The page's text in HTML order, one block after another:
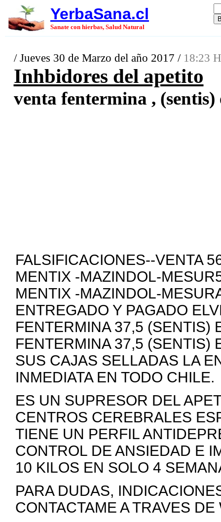
YerbaSana.cl
Sanate con hierbas, Salud Natural
/ Jueves 30 de Marzo del año 2017 / 18:23
Inhbidores del apetito
venta fentermina ,
FALSIFICACIONES--VENTA
MENTIX -MAZINDOL-
MENTIX -MAZINDOL-
ENTREGADO Y PAGADO
FENTERMINA 37,5 (SENTIS)
FENTERMINA 37,5 (SENTIS)
SUS CAJAS SELLADAS LA
INMEDIATA EN TODO CHILE.
ES UN SUPRESOR DEL
CENTROS CEREBRALES
TIENE UN PERFIL
CONTROL DE ANSIEDAD E
10 KILOS EN SOLO 4
PARA DUDAS,
CONTACTAME A TRAVES